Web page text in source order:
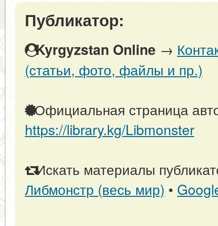
Публикатор:
Kyrgyzstan Online →
(статьи, фото, файлы и пр.)
Официальная страница
https://library.kg/Libmonster
Искать материалы
Либмонстр (весь мир) •